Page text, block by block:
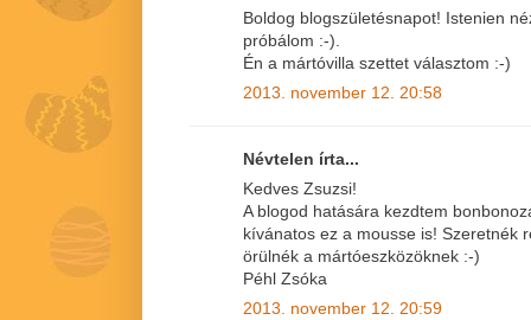
Boldog blogszületésnapot! Istenien
próbálom :-).
Én a mártóvilla szettet választom :-)
2013. november 12. 20:58
Névtelen írta...
Kedves Zsuzsi!
A blogod hatására kezdtem
kívánatos ez a mousse is! Szeretnék
örülnék a mártóeszközöknek :-)
Péhl Zsóka
2013. november 12. 20:59